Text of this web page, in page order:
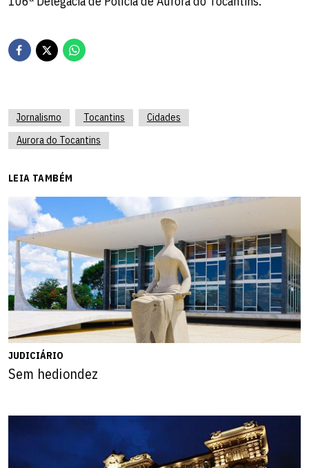
Jornalismo Tocantins
Cidades
Aurora do Tocantins
LEIA TAMBÉM
JUDICIÁRIO
Sem hediondez